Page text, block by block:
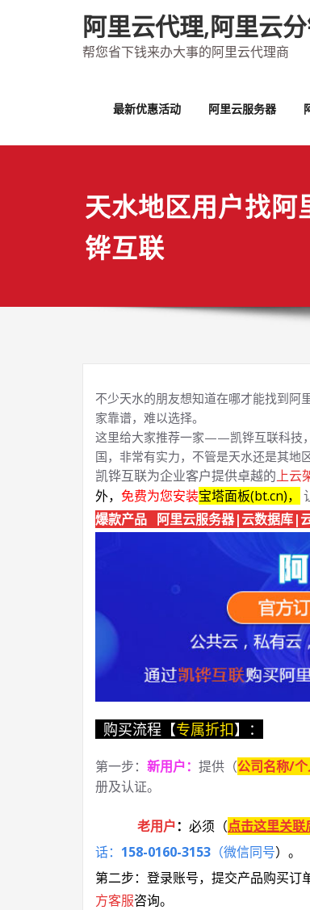
阿里云代理,阿里云
帮您省下钱来办大事的阿里云代理商
最新优惠活动 阿里云服务器
天水地区用户找阿
铧互联
不少天水的朋友想知道在哪才能找到阿
家靠谱，难以选择。
这里给大家推荐一家——凯铧互联科技
国，非常有实力，不管是天水还是其地
凯铧互联为企业客户提供卓越的上云
外， 免费为您安装宝塔面板(bt.cn)，
爆款产品 阿里云服务器|云数据库|
购买流程【专属折扣】：
第一步： 新用户： 提供（公司名称/
册及认证。
老用户： 必须 （点击这里关联
话： 158-0160-3153 （微信同号） 。
第二步：登录账号，提交产品购买订
方客服咨询。